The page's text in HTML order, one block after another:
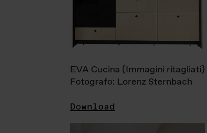
EVA Cucina (Immagini ritagliati)
Fotografo: Lorenz Sternbach
Download